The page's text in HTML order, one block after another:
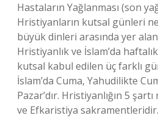
Hastaların Yağlanması (son
Hristiyanların kutsal günleri
büyük dinleri arasında yer
Hristiyanlık ve İslam’da
kutsal kabul edilen üç farklı
İslam’da Cuma, Yahudilikte
Pazar’dır. Hristiyanlığın 5
ve Efkaristiya